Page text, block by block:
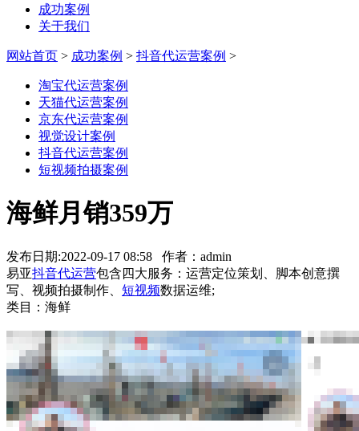
成功案例
关于我们
网站首页 > 成功案例 > 抖音代运营案例 >
淘宝代运营案例
天猫代运营案例
京东代运营案例
视觉设计案例
抖音代运营案例
短视频拍摄案例
海鲜月销359万
发布日期:2022-09-17 08:58 作者：admin
易亚抖音代运营包含四大服务：运营定位策划、脚本创意撰
写、视频拍摄制作、 短视频数据运维;
类目：海鲜